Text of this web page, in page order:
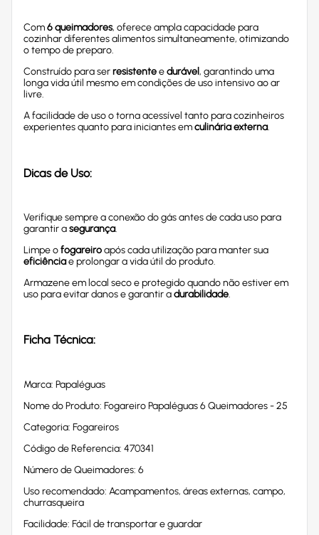
Com6 queimadores, oferece ampla capacidade para
cozinhar diferentes alimentos simultaneamente, otimizando
o tempo de preparo.
Construído para serresistenteedurável, garantindo uma
longa vida útil mesmo em condições de uso intensivo ao ar
livre.
A facilidade de uso o torna acessível tanto para cozinheiros
experientes quanto para iniciantes emculinária externa.
Dicas de Uso:
Verifique sempre a conexão do gás antes de cada uso para
garantir asegurança.
Limpe ofogareiroapós cada utilização para manter sua
eficiênciae prolongar a vida útil do produto.
Armazene em local seco e protegido quando não estiver em
uso para evitar danos e garantir adurabilidade.
Ficha Técnica:
Marca: Papaléguas
Nome do Produto: Fogareiro Papaléguas 6 Queimadores - 25
Categoria: Fogareiros
Código de Referencia: 470341
Número de Queimadores: 6
Uso recomendado: Acampamentos, áreas externas, campo,
churrasqueira
Facilidade: Fácil de transportar e guardar